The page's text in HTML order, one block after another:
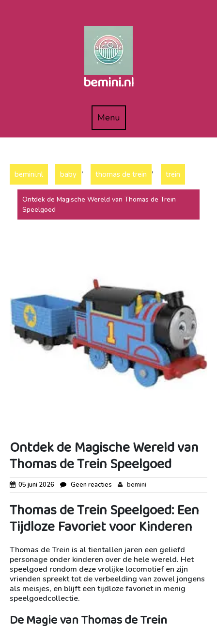
bemini.nl
MenuMenu
bemini.nl baby , thomas de trein , trein
Ontdek de Magische Wereld van Thomas de Trein
Speelgoed
Ontdek de Magische Wereld van
Thomas de Trein Speelgoed
05 juni 2026 Geen reacties bemini
Thomas de Trein Speelgoed: Een
Tijdloze Favoriet voor Kinderen
Thomas de Trein is al tientallen jaren een geliefd
personage onder kinderen over de hele wereld. Het
speelgoed rondom deze vrolijke locomotief en zijn
vrienden spreekt tot de verbeelding van zowel jongens
als meisjes, en blijft een tijdloze favoriet in menig
speelgoedcollectie.
De Magie van Thomas de Trein